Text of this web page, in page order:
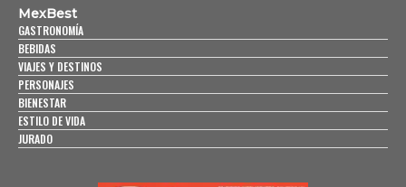
MexBest
GASTRONOMÍA
BEBIDAS
VIAJES Y DESTINOS
PERSONAJES
BIENESTAR
ESTILO DE VIDA
JURADO